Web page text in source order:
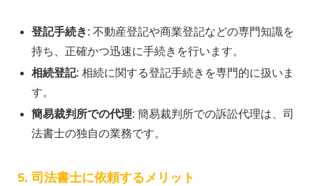
登記手続き: 不動産登記や商業登記などの専門知識を
持ち、正確かつ迅速に手続きを行います。
相続登記: 相続に関する登記手続きを専門的に扱いま
す。
簡易裁判所での代理: 簡易裁判所での訴訟代理は、司
法書士の独自の業務です。
5. 司法書士に依頼するメリット